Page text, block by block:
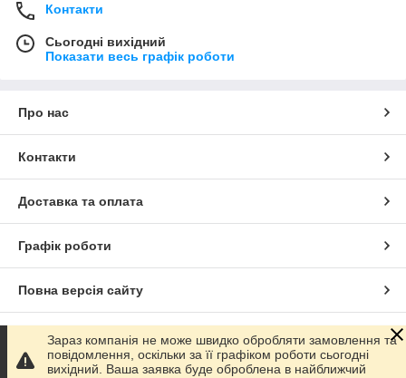
Контакти
Сьогодні вихідний
Показати весь графік роботи
Про нас
Контакти
Доставка та оплата
Графік роботи
Повна версія сайту
Сайт створено на маркетплейсі Prom.ua
Зараз компанія не може швидко обробляти замовлення та
повідомлення, оскільки за її графіком роботи сьогодні
вихідний. Ваша заявка буде оброблена в найближчий